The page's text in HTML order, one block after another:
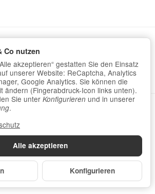
Vertrag widerrufen
gesetzlicher USt., zzgl.Versand
© Homöopahtie-Bedarf
JTL-Shop
with♥by eRock Creations
Alle akzeptieren
Konfigurieren
Co nutzen
akzeptieren“ gestatten Sie den Einsatz
unserer Website: ReCaptcha, Analytics
Google Analytics. Sie können die
ändern (Fingerabdruck-Icon links unten).
Sie unter Konfigurieren und in unserer
.